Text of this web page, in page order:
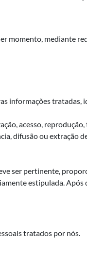
momento, mediante
informações
acesso,
difusão ou extração
ser pertinente,
estipulada.
tratados por nós.